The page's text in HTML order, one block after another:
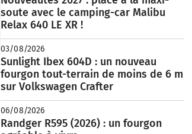
soute avec le camping-car Malibu
Relax 640 LE XR !
03/08/2026
Sunlight Ibex 604D : un nouveau
fourgon tout-terrain de moins de 6 m
sur Volkswagen Crafter
06/08/2026
Randger R595 (2026) : un fourgon